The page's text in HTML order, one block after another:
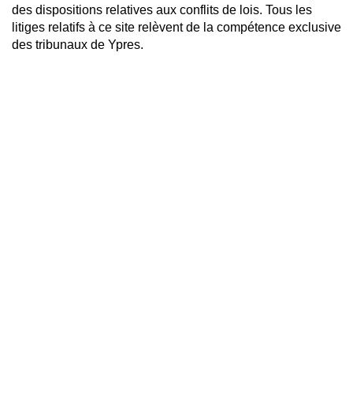
des dispositions relatives aux conflits de lois. Tous les
litiges relatifs à ce site relèvent de la compétence exclusive
des tribunaux de Ypres.